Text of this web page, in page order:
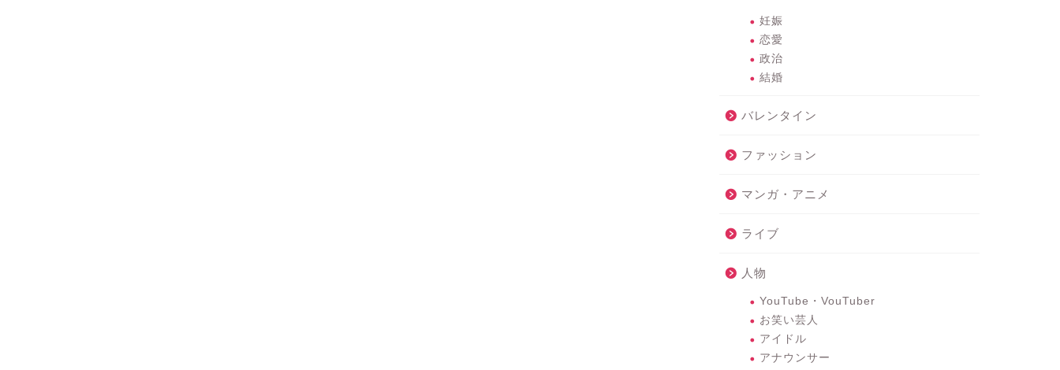
妊娠
恋愛
政治
結婚
バレンタイン
ファッション
マンガ・アニメ
ライブ
人物
YouTube・VouTuber
お笑い芸人
アイドル
アナウンサー